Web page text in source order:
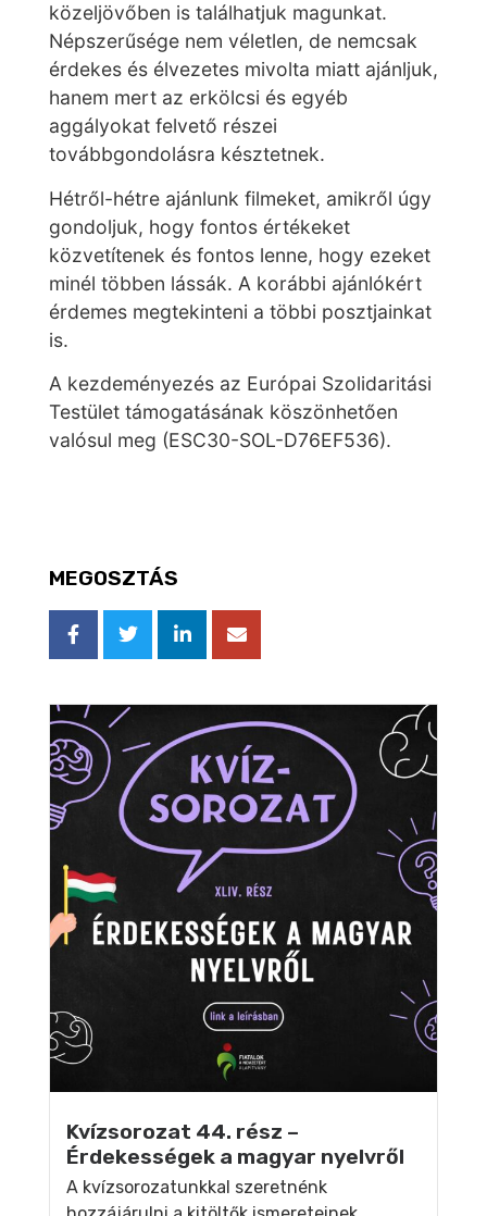
közeljövőben is találhatjuk magunkat.
Népszerűsége nem véletlen, de nemcsak
érdekes és élvezetes mivolta miatt ajánljuk,
hanem mert az erkölcsi és egyéb
aggályokat felvető részei
továbbgondolásra késztetnek.
Hétről-hétre ajánlunk filmeket, amikről úgy
gondoljuk, hogy fontos értékeket
közvetítenek és fontos lenne, hogy ezeket
minél többen lássák. A korábbi ajánlókért
érdemes megtekinteni a többi posztjainkat
is.
A kezdeményezés az Európai Szolidaritási
Testület támogatásának köszönhetően
valósul meg (ESC30-SOL-D76EF536).
MEGOSZTÁS
Kvízsorozat 44. rész –
Érdekességek a magyar nyelvről
A kvízsorozatunkkal szeretnénk